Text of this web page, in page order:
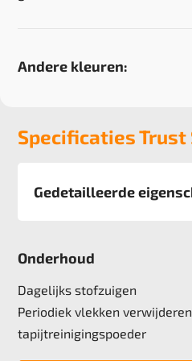
Andere kleuren:
Specificaties Trust
Gedetailleerde
Pool
Poolgewicht
500 gr/m2
Onderhoud
Dagelijks stofzuigen
Periodiek vlekken
tapijtreinigingspoeder